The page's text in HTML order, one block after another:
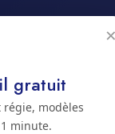
gratuit
régie, modèles
minute.